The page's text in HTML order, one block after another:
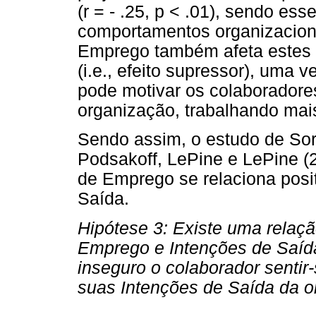
(r = - .25, p < .01), sendo
comportamentos
Emprego também afeta
(i.e., efeito supressor), uma
pode motivar os
organização, trabalhando
Sendo assim, o estudo de
Podsakoff, LePine e LePine
de Emprego se relaciona
Saída.
Hipótese 3: Existe uma
Emprego e Intenções de
inseguro o colaborador
suas Intenções de Saída da